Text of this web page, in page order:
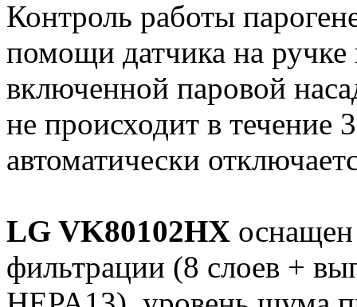
Контроль работы
помощи датчика на
включенной паровой
не происходит в течение
автоматически
LG VK80102HX
фильтрации (8 слоев +